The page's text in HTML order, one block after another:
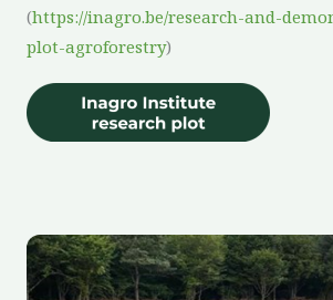
(https://inagro.be/research-and-
plot-agroforestry)